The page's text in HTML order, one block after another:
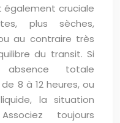
cruciale
plus sèches,
au contraire très
du transit. Si
totale
8 à 12 heures, ou
la situation
toujours